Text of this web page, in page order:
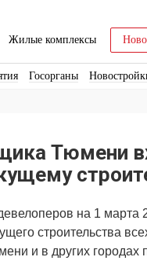
Жилые комплексы
Госорганы
Тюмени
на 1 марта
строительства
и в других городах